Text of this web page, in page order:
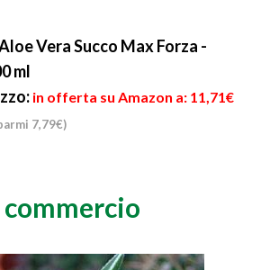
Vera Succo Max Forza -
ml
in offerta su Amazon a: 11,71€
7,79€)